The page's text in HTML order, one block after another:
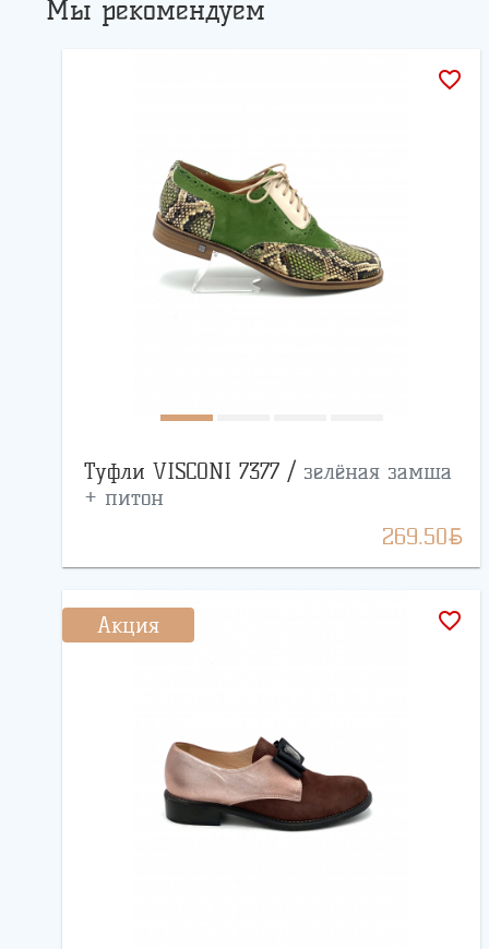
Мы рекомендуем
favorite_border
Туфли VISCONI 7377 / зелёная замша
+ питон
269.50BYN
Акция favorite_border